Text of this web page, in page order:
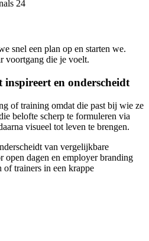
snel een plan op en starten we.
voortgang die je voelt.
en onderscheidt
of training omdat die past bij wie ze
belofte scherp te formuleren via
visueel tot leven te brengen.
van vergelijkbare
open dagen en employer branding
trainers in een krappe